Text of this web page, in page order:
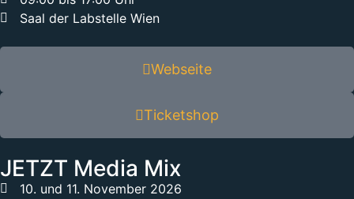
Saal der Labstelle Wien
Webseite
Ticketshop
JETZT Media Mix
10. und 11. November 2026